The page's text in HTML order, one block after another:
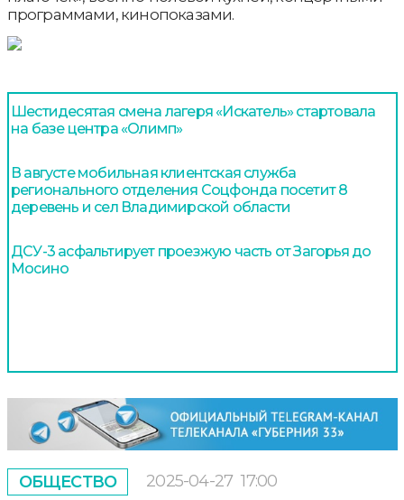
программами, кинопоказами.
Шестидесятая смена лагеря «Искатель» стартовала
на базе центра «Олимп»
В августе мобильная клиентская служба
регионального отделения Соцфонда посетит 8
деревень и сел Владимирской области
ДСУ-3 асфальтирует проезжую часть от Загорья до
Мосино
ОБЩЕСТВО 2025-04-27 17:00